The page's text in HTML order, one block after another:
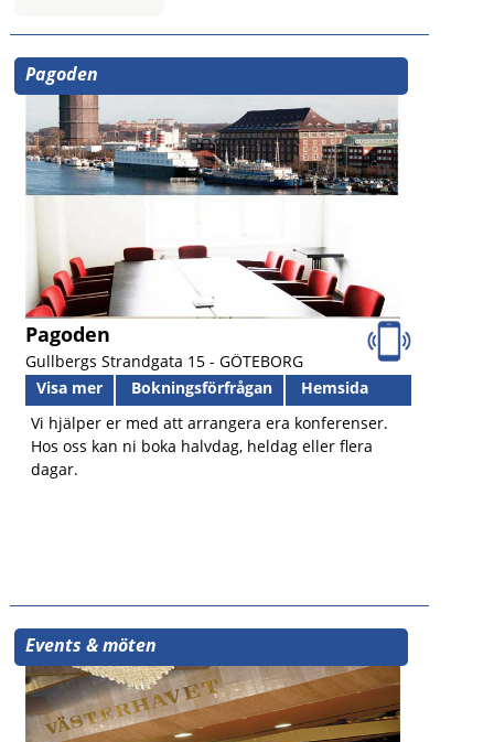
Pagoden
Pagoden
Gullbergs Strandgata 15 - GÖTEBORG
Visa mer
Bokningsförfrågan
Hemsida
Vi hjälper er med att arrangera era konferenser.
Hos oss kan ni boka halvdag, heldag eller flera
dagar.
Events & möten